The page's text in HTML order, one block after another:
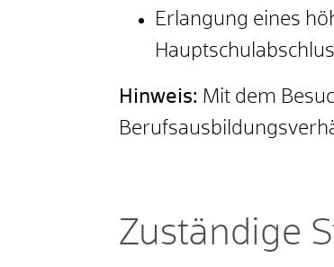
Erlangung eines
Hinweis: Mit dem
Zuständige